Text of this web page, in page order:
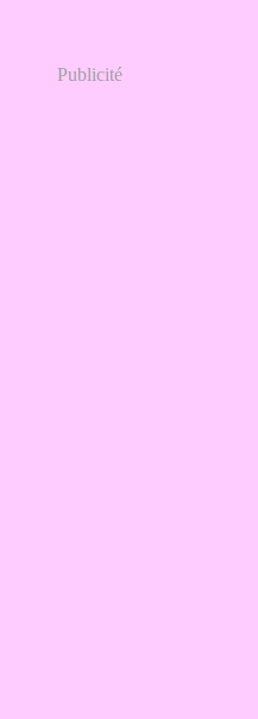
Publicité